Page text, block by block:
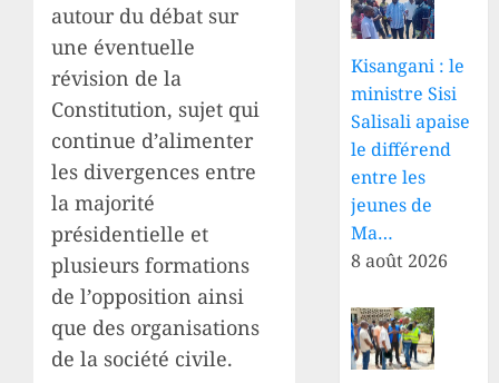
autour du débat sur
une éventuelle
révision de la
Constitution, sujet qui
continue d’alimenter
les divergences entre
la majorité
présidentielle et
plusieurs formations
de l’opposition ainsi
que des organisations
de la société civile.
Kisangani : le
ministre Sisi
Salisali apaise
le différend
entre les
jeunes de
Ma…
8 août 2026